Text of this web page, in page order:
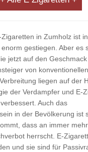
in Zumholz ist
gestiegen. Aber es
jetzt auf den
von
liegen auf der
der Verdampfer und E-
Auch das
in der Bevölkerung ist
dass an immer
herrscht. E-
und sie sind für